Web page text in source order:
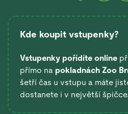
Kde koupit vstupenky?
Vstupenky pořídíte online
přímo na pokladnách Zoo
šetří čas u vstupu a máte
dostanete i v největší špičce.